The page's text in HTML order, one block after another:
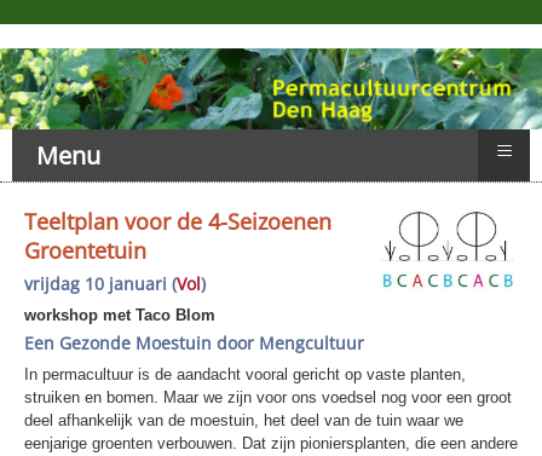
Menu ≡
Teeltplan voor de 4-Seizoenen
Groentetuin
vrijdag 10 januari (Vol)
workshop met Taco Blom
Een Gezonde Moestuin door Mengcultuur
In permacultuur is de aandacht vooral gericht op vaste planten,
struiken en bomen. Maar we zijn voor ons voedsel nog voor een groot
deel afhankelijk van de moestuin, het deel van de tuin waar we
eenjarige groenten verbouwen. Dat zijn pioniersplanten, die een andere